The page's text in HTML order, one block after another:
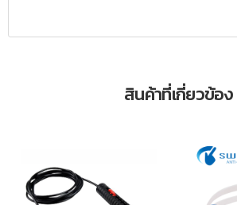
สินค้าที่เกี่ยวข้อง